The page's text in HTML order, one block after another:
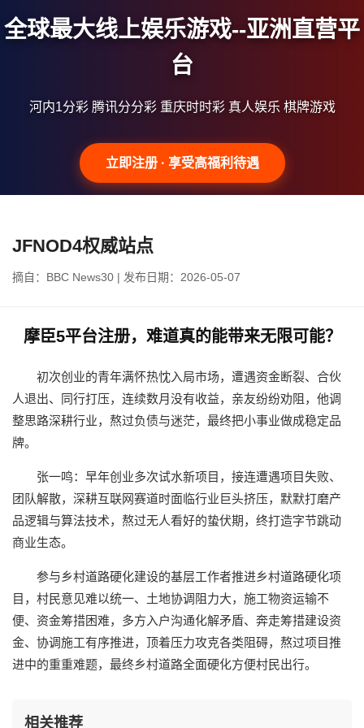
全球最大线上娱乐游戏--亚洲直营平
台
河内1分彩 腾讯分分彩 重庆时时彩 真人娱乐 棋牌游戏
立即注册 · 享受高福利待遇
JFNOD4权威站点
摘自：BBC News30 | 发布日期：2026-05-07
摩臣5平台注册，难道真的能带来无限可能？
初次创业的青年满怀热忱入局市场，遭遇资金断裂、合伙
人退出、同行打压，连续数月没有收益，亲友纷纷劝阻，他调
整思路深耕行业，熬过负债与迷茫，最终把小事业做成稳定品
牌。
张一鸣：早年创业多次试水新项目，接连遭遇项目失败、
团队解散，深耕互联网赛道时面临行业巨头挤压，默默打磨产
品逻辑与算法技术，熬过无人看好的蛰伏期，终打造字节跳动
商业生态。
参与乡村道路硬化建设的基层工作者推进乡村道路硬化项
目，村民意见难以统一、土地协调阻力大，施工物资运输不
便、资金筹措困难，多方入户沟通化解矛盾、奔走筹措建设资
金、协调施工有序推进，顶着压力攻克各类阻碍，熬过项目推
进中的重重难题，最终乡村道路全面硬化方便村民出行。
相关推荐